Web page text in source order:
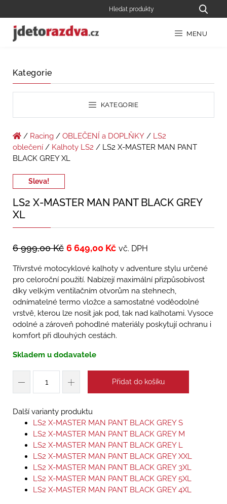
MENU
Kategorie
KATEGORIE
/ Racing / OBLEČENÍ a DOPLŇKY / LS2
oblečení / Kalhoty LS2 / LS2 X-MASTER MAN PANT
BLACK GREY XL
Sleva!
LS2 X-MASTER MAN PANT BLACK GREY
XL
6 999,00Kč 6 649,00 Kč vč. DPH
Třívrstvé motocyklové kalhoty v adventure stylu určené
pro celoroční použití. Nabízejí maximální přizpůsobivost
díky velkým ventilačním otvorům na stehnech,
odnímatelné termo vložce a samostatné voděodolné
vrstvě, kterou lze nosit jak pod, tak nad kalhotami. Vysoce
odolné a zároveň pohodlné materiály poskytují ochranu i
komfort při dlouhých cestách.
Skladem u dodavatele
Přidat do košíku
Další varianty produktu
LS2 X-MASTER MAN PANT BLACK GREY S
LS2 X-MASTER MAN PANT BLACK GREY M
LS2 X-MASTER MAN PANT BLACK GREY L
LS2 X-MASTER MAN PANT BLACK GREY XXL
LS2 X-MASTER MAN PANT BLACK GREY 3XL
LS2 X-MASTER MAN PANT BLACK GREY 5XL
LS2 X-MASTER MAN PANT BLACK GREY 4XL